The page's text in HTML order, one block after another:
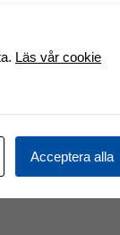
Läs vår cookie
Acceptera alla